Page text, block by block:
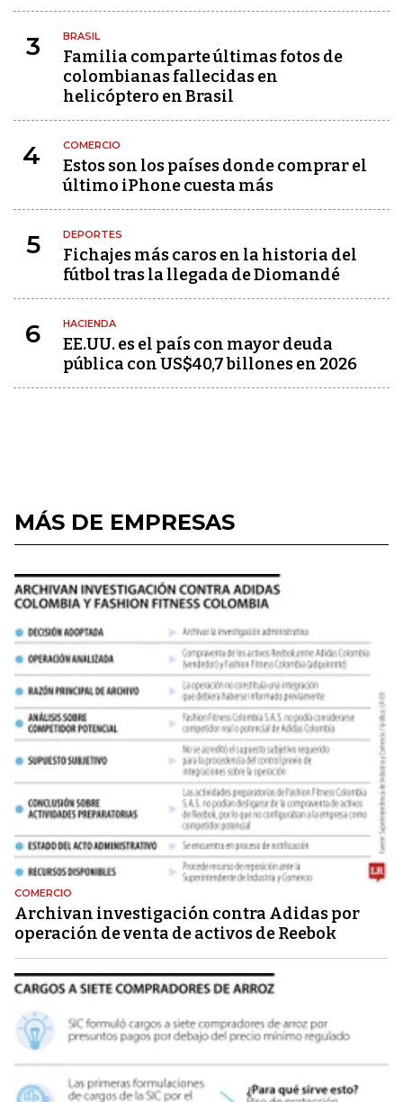
3 BRASIL
Familia comparte últimas fotos de
colombianas fallecidas en
helicóptero en Brasil
4 COMERCIO
Estos son los países donde comprar el
último iPhone cuesta más
5 DEPORTES
Fichajes más caros en la historia del
fútbol tras la llegada de Diomandé
6 HACIENDA
EE.UU. es el país con mayor deuda
pública con US$40,7 billones en 2026
MÁS DE EMPRESAS
COMERCIO
Archivan investigación contra Adidas por
operación de venta de activos de Reebok